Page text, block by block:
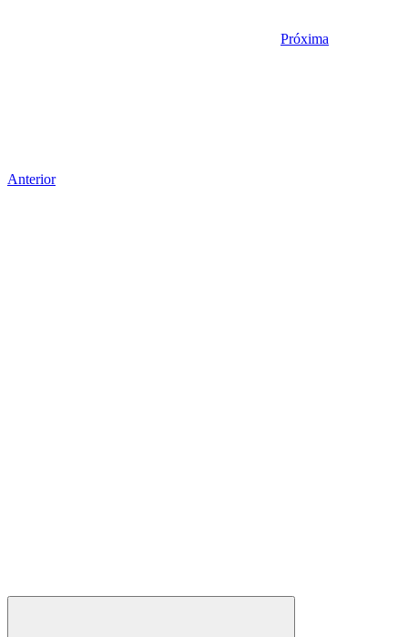
Próxima
Anterior